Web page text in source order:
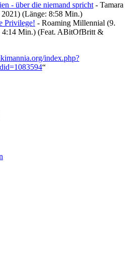
- über die niemand spricht - Tamara
(Länge: 8:58 Min.)
Privilege! - Roaming Millennial (9.
4:14 Min.) (Feat. ABitOfBritt &
index.php?
“